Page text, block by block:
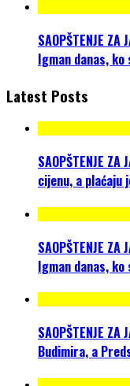
SAOPŠTENJE
Igman danas,
Latest Posts
SAOPŠTENJE
cijenu, a plaćaju
SAOPŠTENJE
Igman danas,
SAOPŠTENJE
Budimira, a